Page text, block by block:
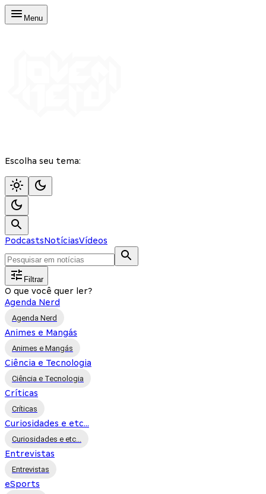
Menu
Escolha seu tema:
PodcastsNotíciasVídeos
Filtrar
O que você quer ler?
Agenda Nerd
Agenda Nerd
Animes e Mangás
Animes e Mangás
Ciência e Tecnologia
Ciência e Tecnologia
Críticas
Críticas
Curiosidades e etc...
Curiosidades e etc...
Entrevistas
Entrevistas
eSports